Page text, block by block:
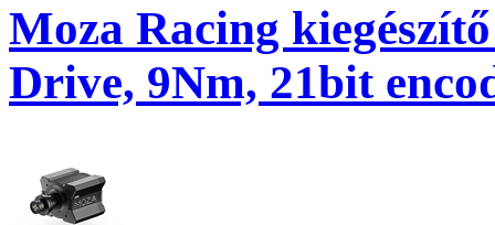
Moza Racing
Drive, 9Nm, 21bit